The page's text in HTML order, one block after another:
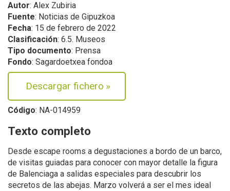
Autor: Alex Zubiria
Fuente: Noticias de Gipuzkoa
Fecha: 15 de febrero de 2022
Clasificación: 6.5. Museos
Tipo documento: Prensa
Fondo: Sagardoetxea fondoa
Descargar fichero »
Código: NA-014959
Texto completo
Desde escape rooms a degustaciones a bordo de un barco,
de visitas guiadas para conocer con mayor detalle la figura
de Balenciaga a salidas especiales para descubrir los
secretos de las abejas. Marzo volverá a ser el mes ideal